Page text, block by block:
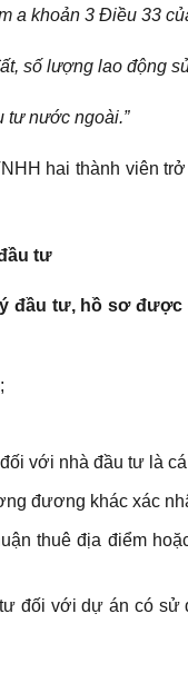
a khoản 3 Điều 33
số lượng lao động
tư nước ngoài.”
hai thành viên
tư
đầu tư, hồ sơ
với nhà đầu tư là
đương khác xác
thuê địa điểm
đối với dự án có sử